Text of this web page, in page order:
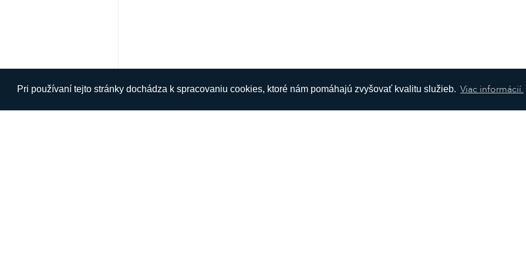
Pri používaní tejto stránky dochádza k spracovaniu cookies, ktoré nám pomáhajú zvyšovať kvalitu služieb. Viac informácií.